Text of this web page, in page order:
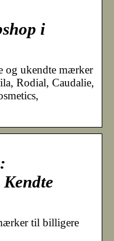
i
og ukendte mærker
Rodial, Caudalie,
til billigere